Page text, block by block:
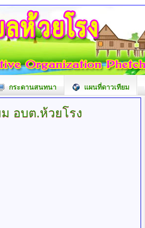
กระดานสนทนา แผนที่ดาวเทียม
อบต.ห้วยโรง